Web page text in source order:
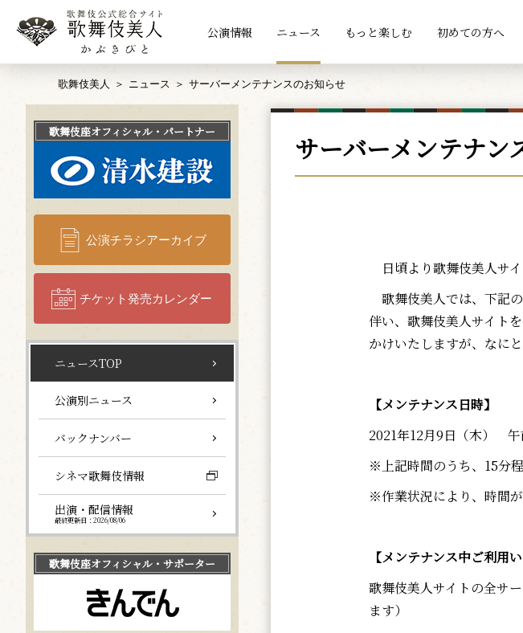
公演情報 ニュース もっと楽しむ 初めての方へ
歌舞伎美人 ニュース サーバーメンテナンスのお知らせ
サーバーメンテナン
日頃より歌舞伎美人サ
歌舞伎美人では、下記
伴い、歌舞伎美人サイト
かけいたしますが、なに
【メンテナンス日時】
2021年12月9日（木） 午
※上記時間のうち、15分
※作業状況により、時間
【メンテナンス中ご利用
歌舞伎美人サイトの全サ
ます）
歌舞伎座オフィシャル・パートナー
公演チラシアーカイブ
チケット発売カレンダー
ニュースTOP
公演別ニュース
バックナンバー
シネマ歌舞伎情報
出演・配信情報
最終更新日：2026/08/06
歌舞伎座オフィシャル・サポーター